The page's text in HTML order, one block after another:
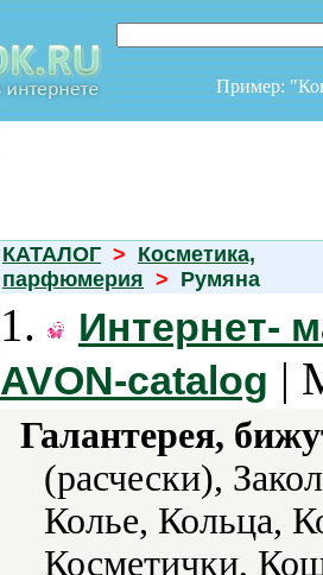
Пример:
КАТАЛОГ > Косметика,
парфюмерия > Румяна
1.
Интернет-
AVON-catalog |
Галантерея,
(расчески),
Колье, Кольца,
Косметички,